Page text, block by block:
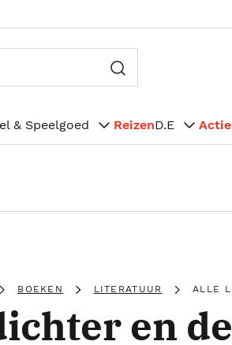
& Speelgoed ReizenD.E
BOEKEN LITERATUUR ALLE
en de